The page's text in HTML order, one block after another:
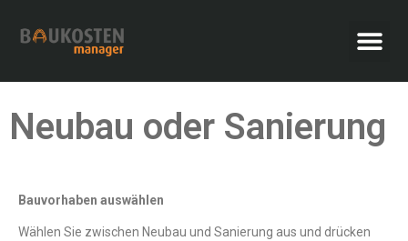
Neubau oder Sanierung
Bauvorhaben auswählen
Wählen Sie zwischen Neubau und Sanierung aus und drücken